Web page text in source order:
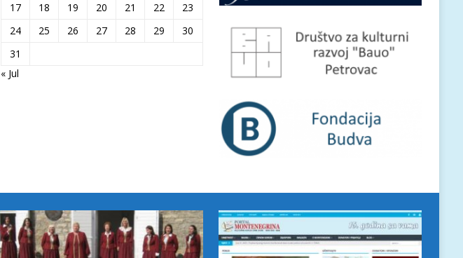
17
18 19 20 21 22
23
24
25 26 27 28 29
30
31
« Jul